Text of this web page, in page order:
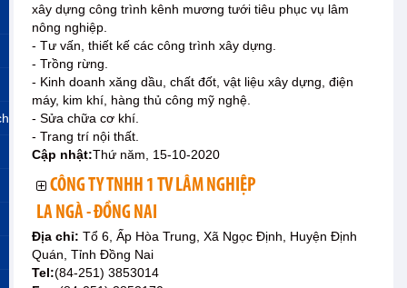
xây dựng công trình kênh mương tưới tiêu phục vụ lâm
nông nghiệp.
- Tư vấn, thiết kế các công trình xây dựng.
- Trồng rừng.
- Kinh doanh xăng dầu, chất đốt, vật liệu xây dựng, điện
máy, kim khí, hàng thủ công mỹ nghệ.
- Sửa chữa cơ khí.
- Trang trí nội thất.
Cập nhật:Thứ năm, 15-10-2020
CÔNG TY TNHH 1 TV LÂM NGHIỆP
LA NGÀ - ĐỒNG NAI
Địa chỉ: Tổ 6, Ấp Hòa Trung, Xã Ngọc Định, Huyện Định
Quán, Tỉnh Đồng Nai
Tel:(84-251) 3853014